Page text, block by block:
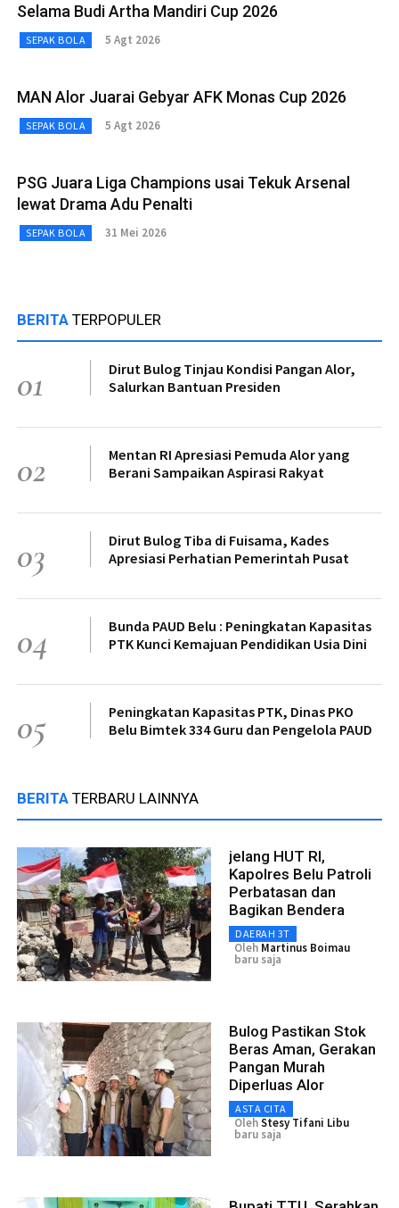
Selama Budi Artha Mandiri Cup 2026
SEPAK BOLA 5 Agt 2026
MAN Alor Juarai Gebyar AFK Monas Cup 2026
SEPAK BOLA 5 Agt 2026
PSG Juara Liga Champions usai Tekuk Arsenal
lewat Drama Adu Penalti
SEPAK BOLA 31 Mei 2026
BERITA TERPOPULER
01
Dirut Bulog Tinjau Kondisi Pangan Alor,
Salurkan Bantuan Presiden
02
Mentan RI Apresiasi Pemuda Alor yang
Berani Sampaikan Aspirasi Rakyat
03
Dirut Bulog Tiba di Fuisama, Kades
Apresiasi Perhatian Pemerintah Pusat
04
Bunda PAUD Belu : Peningkatan Kapasitas
PTK Kunci Kemajuan Pendidikan Usia Dini
05
Peningkatan Kapasitas PTK, Dinas PKO
Belu Bimtek 334 Guru dan Pengelola PAUD
BERITA TERBARU LAINNYA
jelang HUT RI,
Kapolres Belu Patroli
Perbatasan dan
Bagikan Bendera
DAERAH 3T
Oleh Martinus Boimau
baru saja
Bulog Pastikan Stok
Beras Aman, Gerakan
Pangan Murah
Diperluas Alor
ASTA CITA
OlehStesy Tifani Libu
baru saja